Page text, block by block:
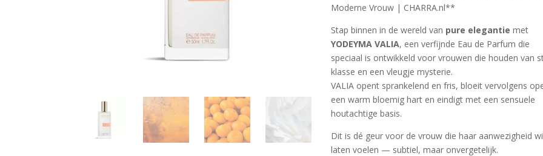
Moderne Vrouw | CHARRA.nl**
Stap binnen in de wereld van pure elegantie met
YODEYMA VALIA, een verfijnde Eau de Parfum die
speciaal is ontwikkeld voor vrouwen die houden van
klasse en een vleugje mysterie.
VALIA opent sprankelend en fris, bloeit vervolgens
een warm bloemig hart en eindigt met een sensuele
houtachtige basis.
Dit is dé geur voor de vrouw die haar aanwezigheid
laten voelen — subtiel, maar onvergetelijk.